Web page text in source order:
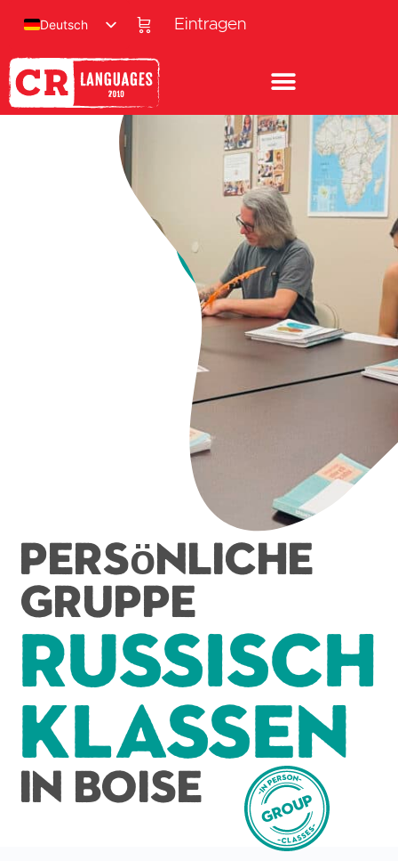
Eintragen
Deutsch
Persönliche
Gruppe
Russisch
Klassen
In Boise